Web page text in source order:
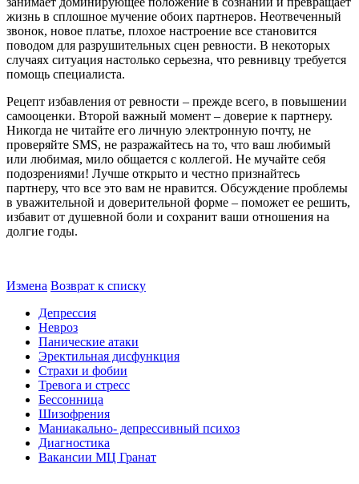
жизнь в сплошное мучение обоих партнеров. Неотвеченный
звонок, новое платье, плохое настроение все становится
поводом для разрушительных сцен ревности. В некоторых
случаях ситуация настолько серьезна, что ревнивцу требуется
помощь специалиста.
Рецепт избавления от ревности – прежде всего, в повышении
самооценки. Второй важный момент – доверие к партнеру.
Никогда не читайте его личную электронную почту, не
проверяйте SMS, не разражайтесь на то, что ваш любимый
или любимая, мило общается с коллегой. Не мучайте себя
подозрениями! Лучше открыто и честно признайтесь
партнеру, что все это вам не нравится. Обсуждение проблемы
в уважительной и доверительной форме – поможет ее решить,
избавит от душевной боли и сохранит ваши отношения на
долгие годы.
Измена Возврат к списку
Депрессия
Невроз
Панические атаки
Эректильная дисфункция
Страхи и фобии
Тревога и стресс
Бессонница
Шизофрения
Маниакально- депрессивный психоз
Диагностика
Вакансии МЦ Гранат